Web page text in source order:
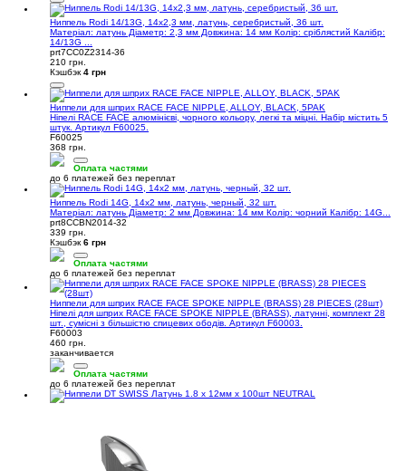
Ниппель Rodi 14/13G, 14x2,3 мм, латунь, серебристый, 36 шт.
Матеріал: латунь Діаметр: 2,3 мм Довжина: 14 мм Колір: сріблястий Калібр:
14/13G ...
prt7CC0Z2314-36
210 грн.
Кэшбэк 4 грн
Ниппели для шприх RACE FACE NIPPLE, ALLOY, BLACK, 5PAK
Ніпелі RACE FACE алюмінієві, чорного кольору, легкі та міцні. Набір містить 5
штук. Артикул F60025.
F60025
368 грн.
Оплата частями
до 6 платежей без переплат
Ниппель Rodi 14G, 14x2 мм, латунь, черный, 32 шт.
Матеріал: латунь Діаметр: 2 мм Довжина: 14 мм Колір: чорний Калібр: 14G...
prt8CCBN2014-32
339 грн.
Кэшбэк 6 грн
Оплата частями
до 6 платежей без переплат
Ниппели для шприх RACE FACE SPOKE NIPPLE (BRASS) 28 PIECES (28шт)
Ніпелі для шприх RACE FACE SPOKE NIPPLE (BRASS), латунні, комплект 28
шт., сумісні з більшістю спицевих ободів. Артикул F60003.
F60003
460 грн.
заканчивается
Оплата частями
до 6 платежей без переплат